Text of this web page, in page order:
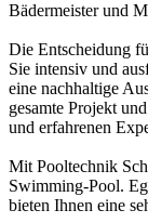
Bädermeister und
Die Entscheidung
Sie intensiv und
eine nachhaltige
gesamte Projekt
und erfahrenen
Mit Pooltechnik
Swimming-Pool.
bieten Ihnen eine